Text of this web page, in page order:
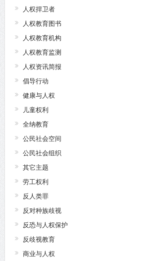
人权捍卫者
人权教育图书
人权教育机构
人权教育监测
人权资讯简报
倡导行动
健康与人权
儿童权利
全纳教育
公民社会空间
公民社会组织
其它主题
劳工权利
反人类罪
反对种族歧视
反恐与人权保护
反歧视教育
商业与人权